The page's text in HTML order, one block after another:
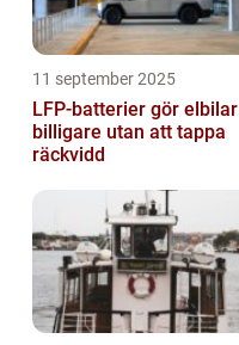
11 september 2025
LFP-batterier gör elbilar
billigare utan att tappa
räckvidd